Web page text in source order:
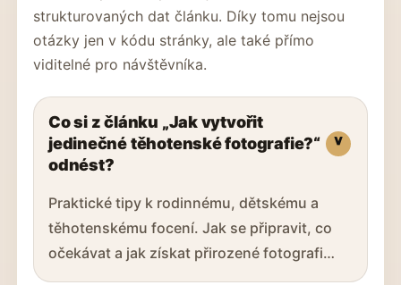
strukturovaných dat článku. Díky tomu nejsou
otázky jen v kódu stránky, ale také přímo
viditelné pro návštěvníka.
Co si z článku „Jak vytvořit
jedinečné těhotenské fotografie?“
odnést?
Praktické tipy k rodinnému, dětskému a
těhotenskému focení. Jak se připravit, co
očekávat a jak získat přirozené fotografi…